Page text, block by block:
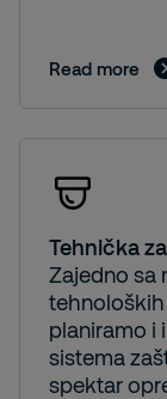
Read more
Tehnička
Zajedno sa
planiramo i
sistema
spektar